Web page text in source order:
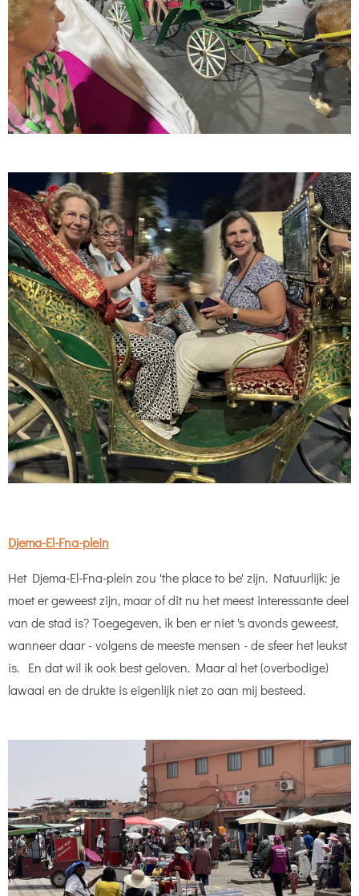
Djema-El-Fna-plein
Het Djema-El-Fna-plein zou 'the place to be' zijn. Natuurlijk: je
moet er geweest zijn, maar of dit nu het meest interessante deel
van de stad is? Toegegeven, ik ben er niet 's avonds geweest,
wanneer daar - volgens de meeste mensen - de sfeer het leukst
is. En dat wil ik ook best geloven. Maar al het (overbodige)
lawaai en de drukte is eigenlijk niet zo aan mij besteed.